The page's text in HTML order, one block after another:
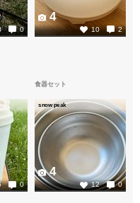
0 10 2
4
0
食器セット
snow peak
12 0
4